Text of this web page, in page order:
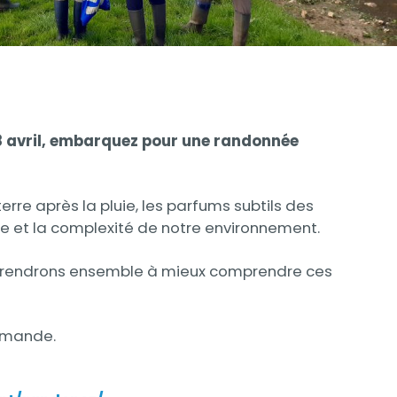
embarquez pour une randonnée
après la pluie, les parfums subtils des
et la complexité de notre environnement.
ensemble à mieux comprendre ces